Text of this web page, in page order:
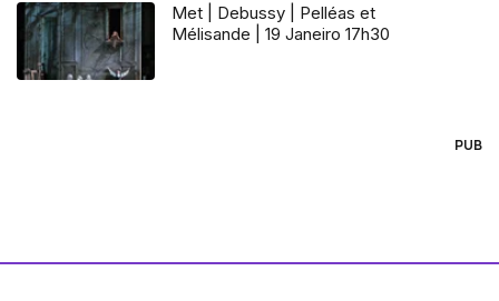
Met | Debussy | Pelléas et
Mélisande | 19 Janeiro 17h30
PUB